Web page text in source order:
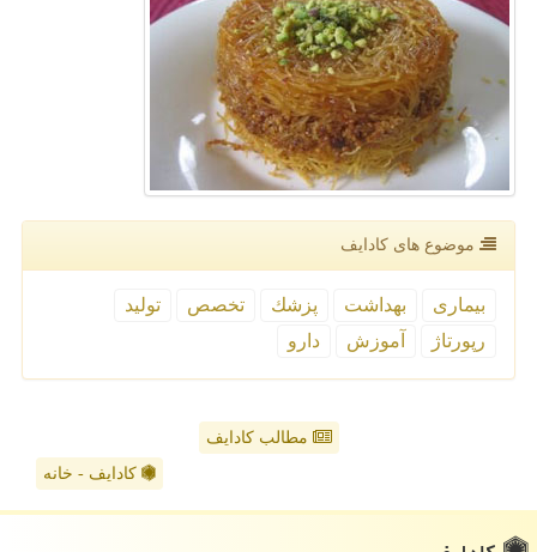
موضوع های كادایف
بیماری بهداشت پزشك تخصص
تولید
رپورتاژ
آموزش دارو
مطالب کادایف
کادایف - خانه